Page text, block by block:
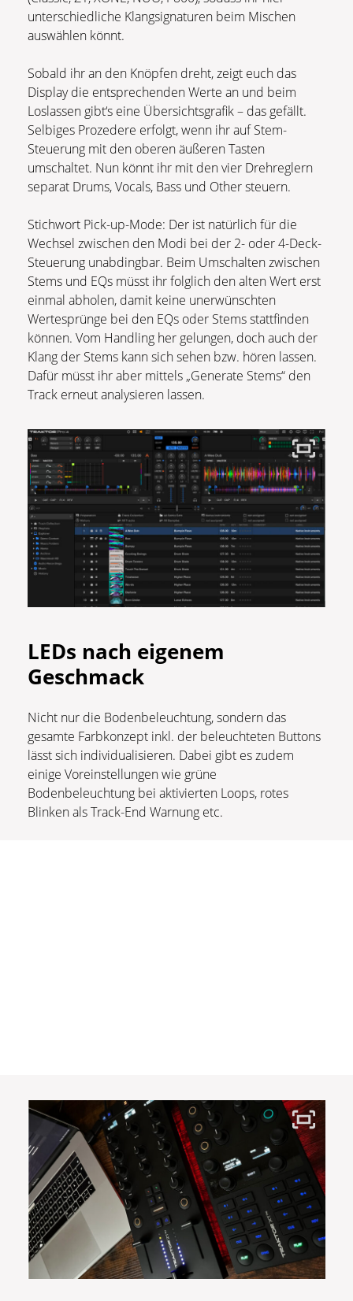
unterschiedliche Klangsignaturen beim Mischen
auswählen könnt.
Sobald ihr an den Knöpfen dreht, zeigt euch das
Display die entsprechenden Werte an und beim
Loslassen gibt‘s eine Übersichtsgrafik – das gefällt.
Selbiges Prozedere erfolgt, wenn ihr auf Stem-
Steuerung mit den oberen äußeren Tasten
umschaltet. Nun könnt ihr mit den vier Drehreglern
separat Drums, Vocals, Bass und Other steuern.
Stichwort Pick-up-Mode: Der ist natürlich für die
Wechsel zwischen den Modi bei der 2- oder 4-Deck-
Steuerung unabdingbar. Beim Umschalten zwischen
Stems und EQs müsst ihr folglich den alten Wert erst
einmal abholen, damit keine unerwünschten
Wertesprünge bei den EQs oder Stems stattfinden
können. Vom Handling her gelungen, doch auch der
Klang der Stems kann sich sehen bzw. hören lassen.
Dafür müsst ihr aber mittels „Generate Stems“ den
Track erneut analysieren lassen.
LEDs nach eigenem
Geschmack
Nicht nur die Bodenbeleuchtung, sondern das
gesamte Farbkonzept inkl. der beleuchteten Buttons
lässt sich individualisieren. Dabei gibt es zudem
einige Voreinstellungen wie grüne
Bodenbeleuchtung bei aktivierten Loops, rotes
Blinken als Track-End Warnung etc.